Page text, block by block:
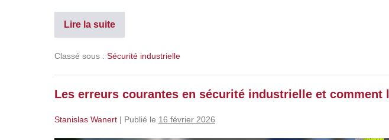
Lire la suite
Classé sous : Sécurité industrielle
Les erreurs courantes en sécurité industrielle et comment
Stanislas Wanert | Publié le 16 février 2026